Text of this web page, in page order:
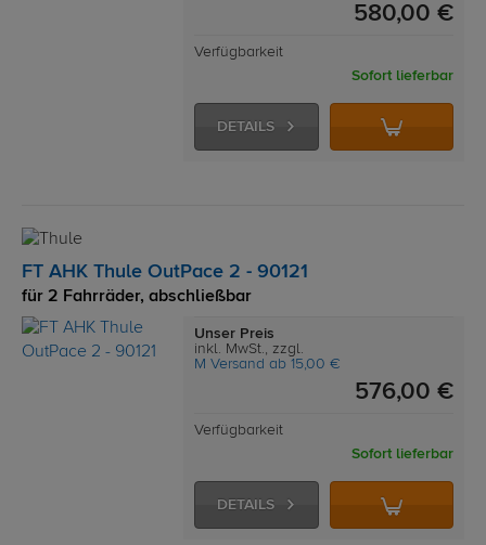
580,00 €
Verfügbarkeit
Sofort lieferbar
DETAILS
FT AHK Thule OutPace 2 - 90121
für 2 Fahrräder, abschließbar
Unser Preis
inkl. MwSt., zzgl.
M Versand ab 15,00 €
576,00 €
Verfügbarkeit
Sofort lieferbar
DETAILS